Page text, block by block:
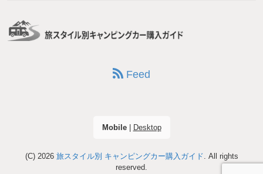
Feed
Mobile| Desktop
(C) 2026 旅スタイル別 キャンピングカー購入ガイド . All rights
reserved.